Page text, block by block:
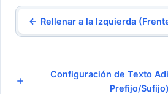
Rellenar a la Izquierda
Configuración de Texto
Prefijo/Sufijo)